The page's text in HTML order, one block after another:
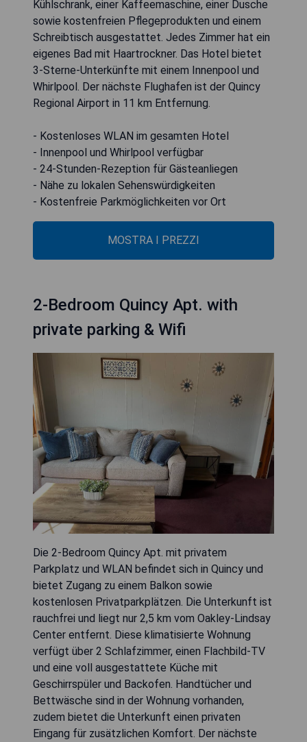
Kühlschrank, einer Kaffeemaschine, einer Dusche
sowie kostenfreien Pflegeprodukten und einem
Schreibtisch ausgestattet. Jedes Zimmer hat ein
eigenes Bad mit Haartrockner. Das Hotel bietet
3-Sterne-Unterkünfte mit einem Innenpool und
Whirlpool. Der nächste Flughafen ist der Quincy
Regional Airport in 11 km Entfernung.
- Kostenloses WLAN im gesamten Hotel
- Innenpool und Whirlpool verfügbar
- 24-Stunden-Rezeption für Gästeanliegen
- Nähe zu lokalen Sehenswürdigkeiten
- Kostenfreie Parkmöglichkeiten vor Ort
MOSTRA I PREZZI
2-Bedroom Quincy Apt. with
private parking & Wifi
Die 2-Bedroom Quincy Apt. mit privatem
Parkplatz und WLAN befindet sich in Quincy und
bietet Zugang zu einem Balkon sowie
kostenlosen Privatparkplätzen. Die Unterkunft ist
rauchfrei und liegt nur 2,5 km vom Oakley-Lindsay
Center entfernt. Diese klimatisierte Wohnung
verfügt über 2 Schlafzimmer, einen Flachbild-TV
und eine voll ausgestattete Küche mit
Geschirrspüler und Backofen. Handtücher und
Bettwäsche sind in der Wohnung vorhanden,
zudem bietet die Unterkunft einen privaten
Eingang für zusätzlichen Komfort. Der nächste